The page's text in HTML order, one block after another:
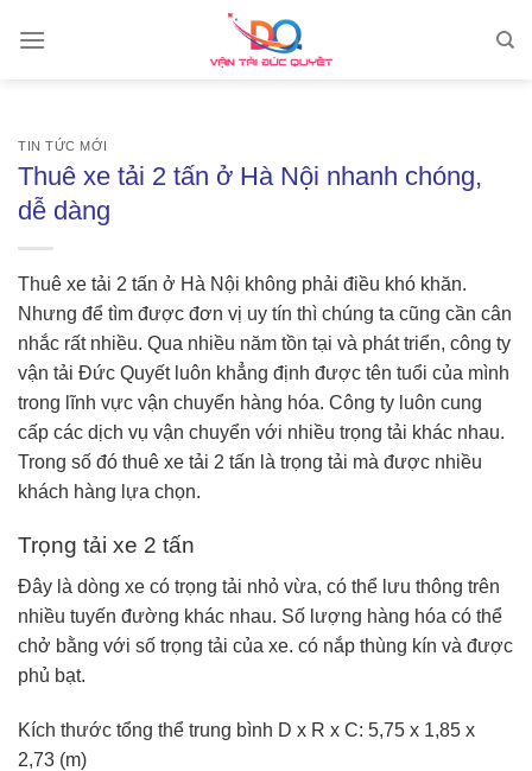
TIN TỨC MỚI
Thuê xe tải 2 tấn ở Hà Nội nhanh chóng,
dễ dàng
Thuê xe tải 2 tấn ở Hà Nội không phải điều khó khăn.
Nhưng để tìm được đơn vị uy tín thì chúng ta cũng cần cân
nhắc rất nhiều. Qua nhiều năm tồn tại và phát triển, công ty
vận tải Đức Quyết luôn khẳng định được tên tuổi của mình
trong lĩnh vực vận chuyển hàng hóa. Công ty luôn cung
cấp các dịch vụ vận chuyển với nhiều trọng tải khác nhau.
Trong số đó thuê xe tải 2 tấn là trọng tải mà được nhiều
khách hàng lựa chọn.
Trọng tải xe 2 tấn
Đây là dòng xe có trọng tải nhỏ vừa, có thể lưu thông trên
nhiều tuyến đường khác nhau. Số lượng hàng hóa có thể
chở bằng với số trọng tải của xe. có nắp thùng kín và được
phủ bạt.
Kích thước tổng thể trung bình D x R x C: 5,75 x 1,85 x
2,73 (m)